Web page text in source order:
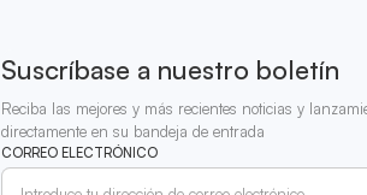
Suscríbase a nuestro boletín
Reciba las mejores y más recientes noticias y
directamente en su bandeja de entrada
CORREO ELECTRÓNICO